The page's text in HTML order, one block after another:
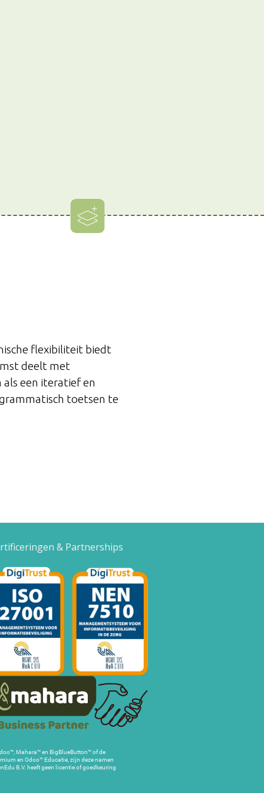
flexibiliteit biedt
deelt met
een iteratief en
toetsen te
& Partnerships
Mahara™ en BigBlueButton™ of de
en Odoo™ Educatie, zijn deze namen
B.V. heeft geen licentie of goedkeuring